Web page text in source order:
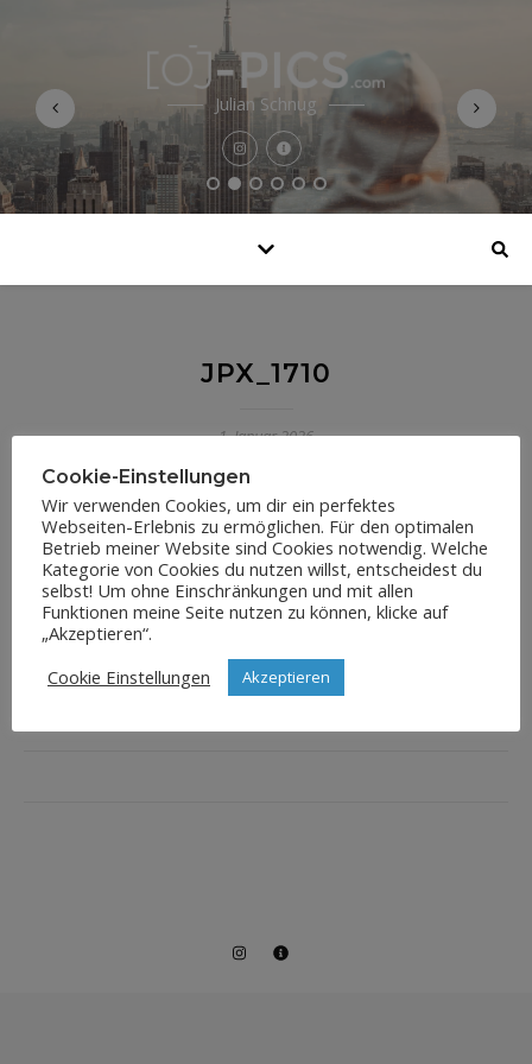
Julian Schnug
JPX_1710
1. Januar 2026
Cookie-Einstellungen
Wir verwenden Cookies, um dir ein perfektes
Webseiten-Erlebnis zu ermöglichen. Für den optimalen
Betrieb meiner Website sind Cookies notwendig. Welche
Kategorie von Cookies du nutzen willst, entscheidest du
selbst! Um ohne Einschränkungen und mit allen
Funktionen meine Seite nutzen zu können, klicke auf
„Akzeptieren“.
Cookie Einstellungen
Akzeptieren